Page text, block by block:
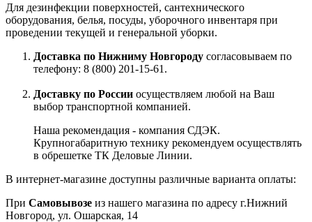
Для дезинфекции поверхностей, сантехнического
оборудования, белья, посуды, уборочного инвентаря при
проведении текущей и генеральной уборки.
Доставка по Нижниму Новгороду согласовываем по
телефону: 8 (800) 201-15-61.
Доставку по России осуществляем любой на Ваш
выбор транспортной компанией.
Наша рекомендация - компания СДЭК.
Крупногабаритную технику рекомендуем осуществлять
в обрешетке ТК Деловые Линии.
В интернет-магазине доступны различные варианта оплаты:
При Самовывозе из нашего магазина по адресу г.Нижний
Новгород, ул. Ошарская, 14